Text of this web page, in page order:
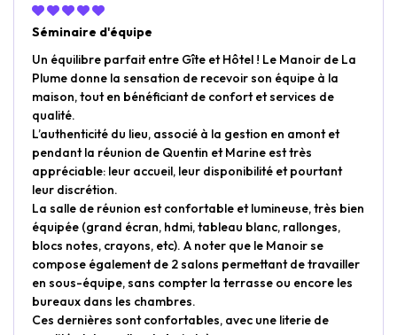
Séminaire d'équipe
Un équilibre parfait entre Gîte et Hôtel ! Le Manoir de La
Plume donne la sensation de recevoir son équipe à la
maison, tout en bénéficiant de confort et services de
qualité.
L’authenticité du lieu, associé à la gestion en amont et
pendant la réunion de Quentin et Marine est très
appréciable: leur accueil, leur disponibilité et pourtant
leur discrétion.
La salle de réunion est confortable et lumineuse, très bien
équipée (grand écran, hdmi, tableau blanc, rallonges,
blocs notes, crayons, etc). A noter que le Manoir se
compose également de 2 salons permettant de travailler
en sous-équipe, sans compter la terrasse ou encore les
bureaux dans les chambres.
Ces dernières sont confortables, avec une literie de